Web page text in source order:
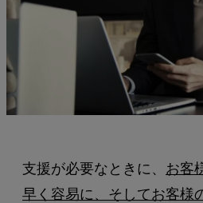
支援が必要なときに、 お客
早く容易に、そしてお客様